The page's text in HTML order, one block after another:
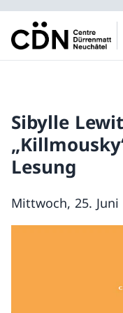
Sibylle
Lesung
Mittwoch, 25. Juni